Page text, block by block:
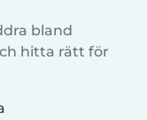
bland
hitta rätt för